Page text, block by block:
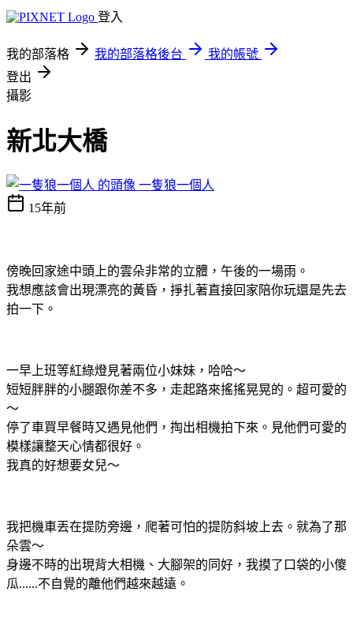
登入
我的部落格 我的部落格後台
我的帳號
登出
攝影
新北大橋
一隻狼一個人
15年前
傍晚回家途中頭上的雲朵非常的立體，午後的一場雨。
我想應該會出現漂亮的黃昏，掙扎著直接回家陪你玩還是先去
拍一下。
一早上班等紅綠燈見著兩位小妹妹，哈哈～
短短胖胖的小腿跟你差不多，走起路來搖搖晃晃的。超可愛的
～
停了車買早餐時又遇見他們，掏出相機拍下來。見他們可愛的
模樣讓整天心情都很好。
我真的好想要女兒～
我把機車丟在提防旁邊，爬著可怕的提防斜坡上去。就為了那
朵雲～
身邊不時的出現背大相機、大腳架的同好，我摸了口袋的小傻
瓜......不自覺的離他們越來越遠。